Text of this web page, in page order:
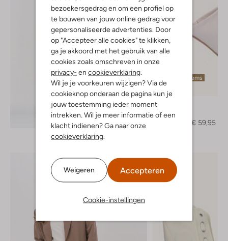
bezoekersgedrag en om een profiel op
te bouwen van jouw online gedrag voor
gepersonaliseerde advertenties. Door
op "Accepteer alle cookies" te klikken,
ga je akkoord met het gebruik van alle
cookies zoals omschreven in onze
privacy- en cookieverklaring
Wil je je voorkeuren wijzigen? Via de
cookieknop onderaan de pagina kun je
jouw toestemming ieder moment
intrekken. Wil je meer informatie of een
klacht indienen? Ga naar onze
cookieverklaring
Weigeren Accepteren
Cookie-instellingen
Ontdek de look
Laatste items
Muiltjes
€ 59,95